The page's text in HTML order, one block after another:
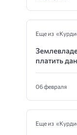
Еще из
платить
06 февраля
Еще из